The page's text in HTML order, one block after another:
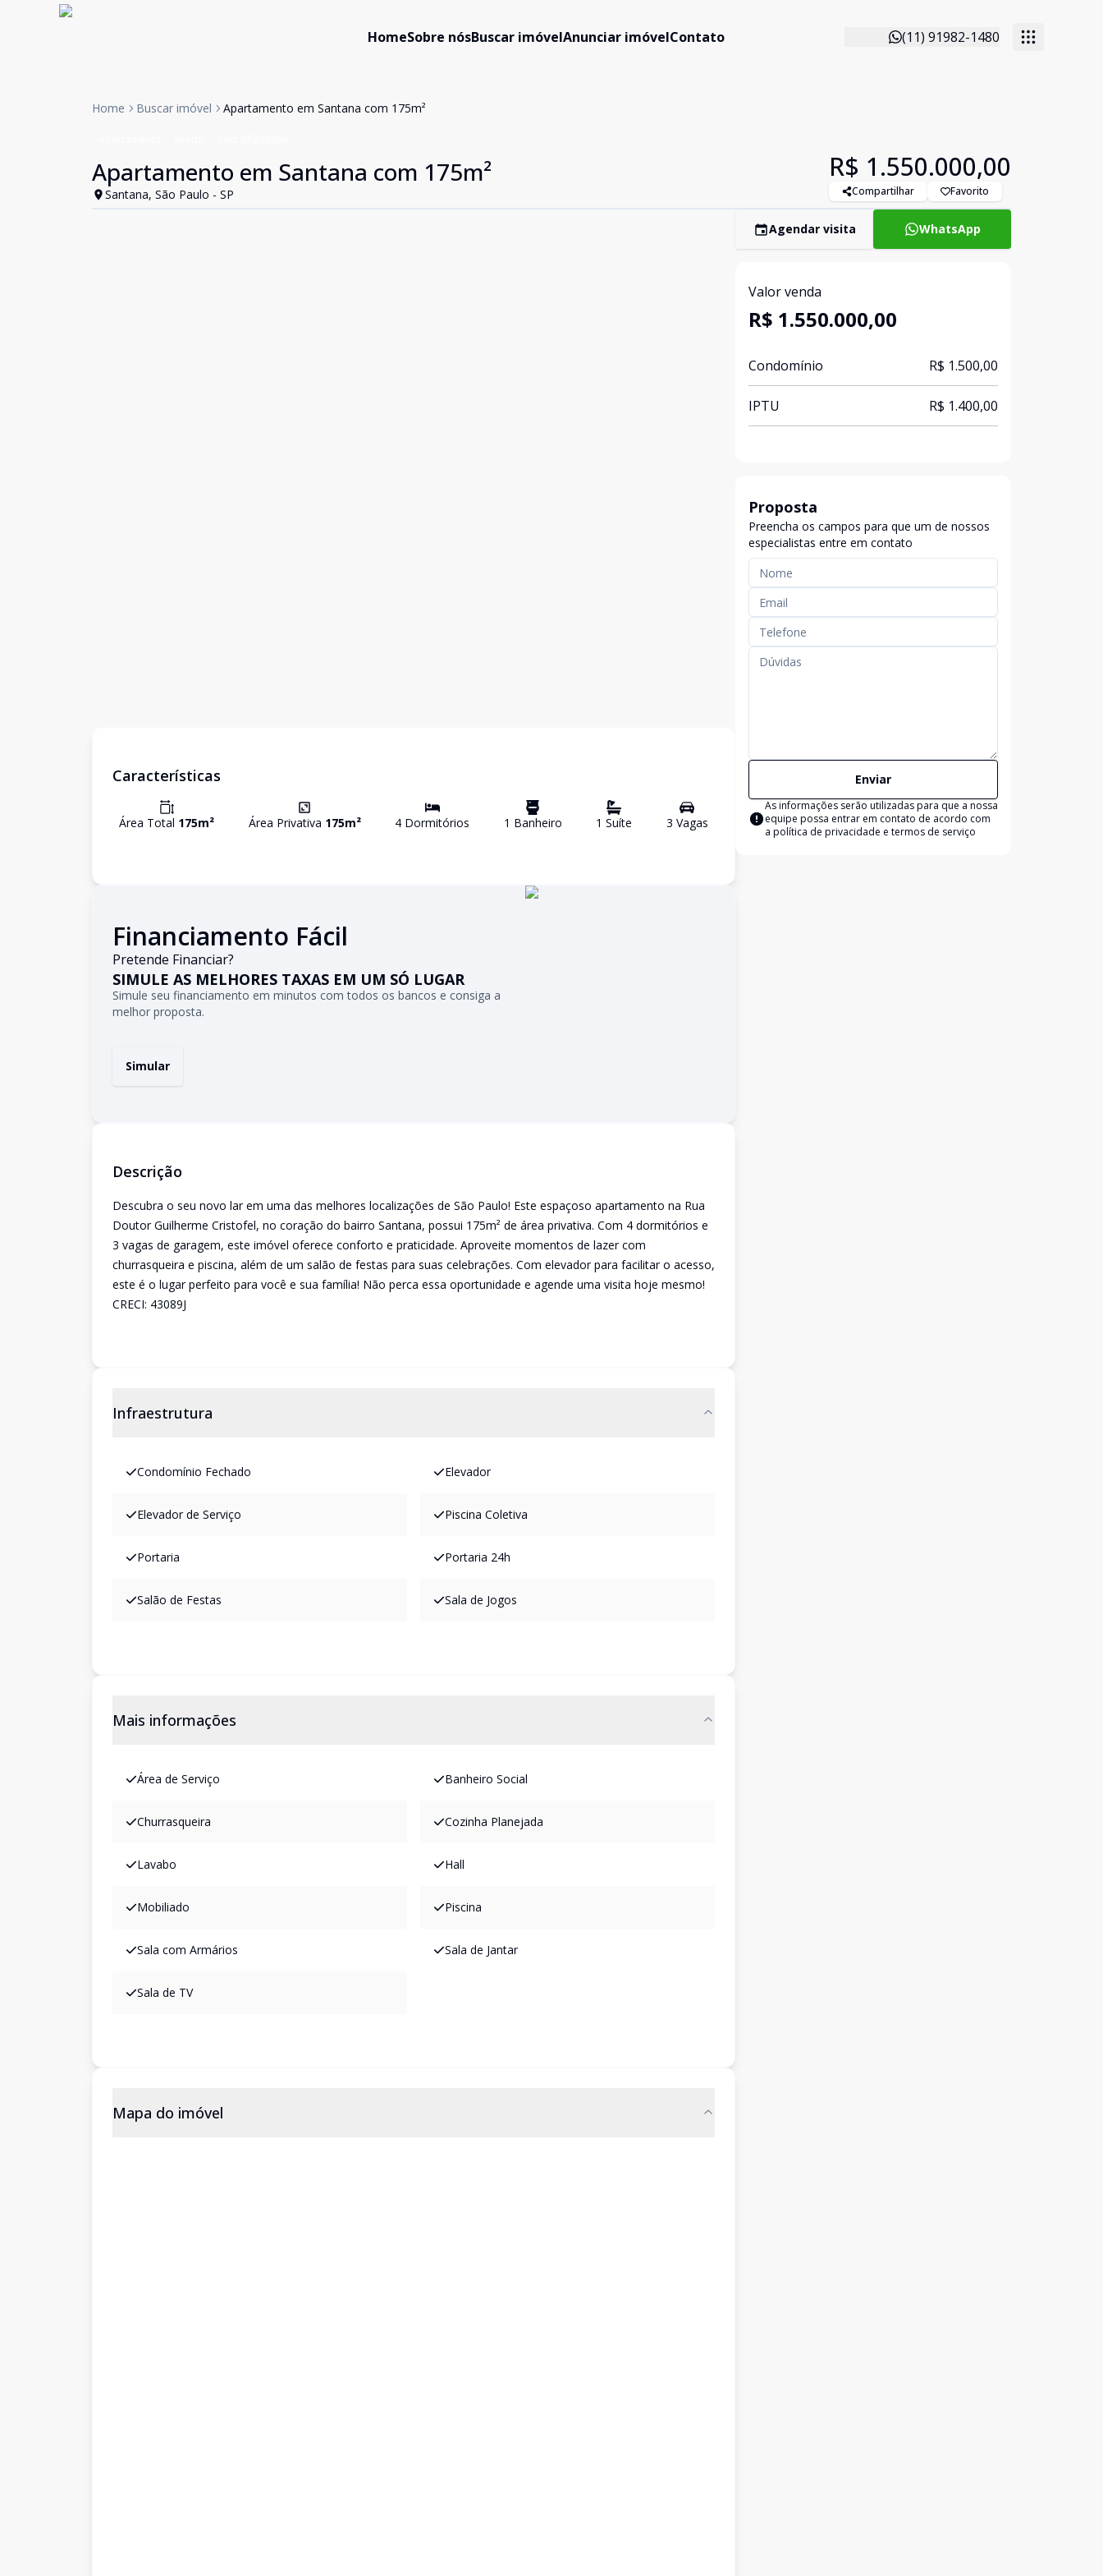
HomeSobre nósBuscar imóvelAnunciar imóvelContato (11) 91982-1480
Home Buscar imóvel Apartamento em Santana com 175m²
Apartamento em Santana com 175m²
Santana, São Paulo - SP
R$ 1.550.000,00
Compartilhar Favorito
Características
Área Total 175m² Área Privativa 175m² 4 Dormitórios 1 Banheiro 1 Suíte 3 Vagas
Financiamento Fácil
Pretende Financiar?
SIMULE AS MELHORES TAXAS EM UM SÓ LUGAR
Simule seu financiamento em minutos com todos os bancos e consiga a
melhor proposta.
Simular
Descrição
Descubra o seu novo lar em uma das melhores localizações de São Paulo! Este espaçoso apartamento na Rua
Doutor Guilherme Cristofel, no coração do bairro Santana, possui 175m² de área privativa. Com 4 dormitórios e
3 vagas de garagem, este imóvel oferece conforto e praticidade. Aproveite momentos de lazer com
churrasqueira e piscina, além de um salão de festas para suas celebrações. Com elevador para facilitar o acesso,
este é o lugar perfeito para você e sua família! Não perca essa oportunidade e agende uma visita hoje mesmo!
CRECI: 43089J
Infraestrutura
Condomínio Fechado Elevador
Elevador de Serviço Piscina Coletiva
Portaria Portaria 24h
Salão de Festas Sala de Jogos
Mais informações
Área de Serviço Banheiro Social
Churrasqueira Cozinha Planejada
Lavabo Hall
Mobiliado Piscina
Sala com Armários Sala de Jantar
Sala de TV
Mapa do imóvel
Agendar visita WhatsApp
Valor venda
R$ 1.550.000,00
Condomínio R$ 1.500,00
IPTU R$ 1.400,00
Proposta
Preencha os campos para que um de nossos
especialistas entre em contato
Enviar
As informações serão utilizadas para que a nossa
equipe possa entrar em contato de acordo com
a política de privacidade e termos de serviço